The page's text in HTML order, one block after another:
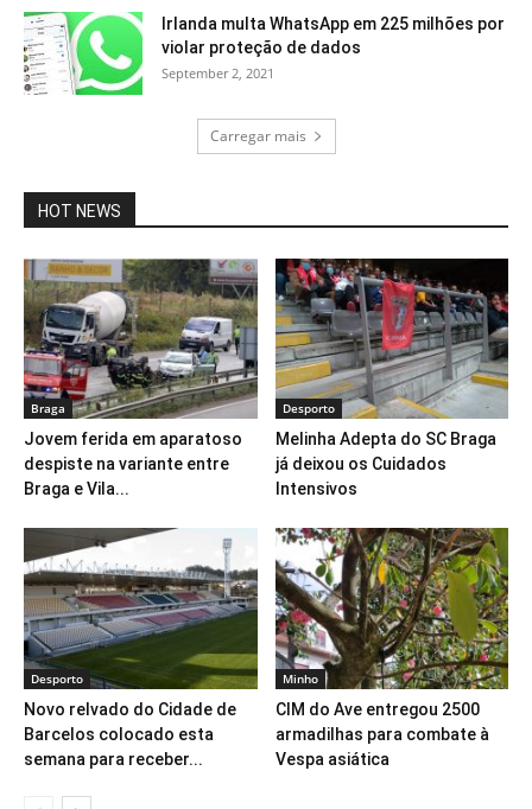
Irlanda multa WhatsApp em 225 milhões por
violar proteção de dados
September 2, 2021
Carregar mais
HOT NEWS
Braga
Jovem ferida em aparatoso
despiste na variante entre
Braga e Vila...
Desporto
Melinha Adepta do SC Braga
já deixou os Cuidados
Intensivos
Desporto
Novo relvado do Cidade de
Barcelos colocado esta
semana para receber...
Minho
CIM do Ave entregou 2500
armadilhas para combate à
Vespa asiática